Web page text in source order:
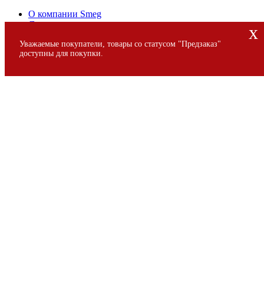
x
Уважаемые покупатели, товары со статусом "Предзаказ"
доступны для покупки.
О компании Smeg
Доставка и оплата
Сервис